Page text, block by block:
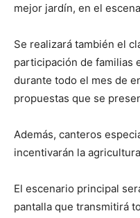
mejor jardín, en el
Se realizará también el
participación de familias
durante todo el mes de
propuestas que se
Además, canteros
incentivarán la
El escenario principal
pantalla que transmitirá